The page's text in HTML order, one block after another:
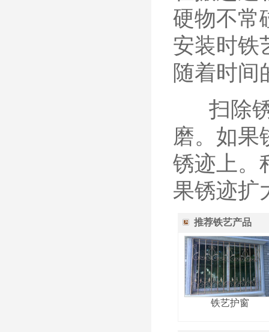
硬物不常
安装时铁
随着时间
扫除锈
磨。如果
锈迹上。
果锈迹扩
推荐铁艺产品
铁艺护窗